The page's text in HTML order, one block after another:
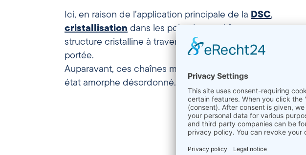
Ici, en raison de l’application principale de la DSC,
cristallisation dans les polymères qui forment une
structure cristalline à travers des régions d’ordre à longue
portée.
Auparavant, ces chaînes moléculaires existaient dans un
état amorphe désordonné.